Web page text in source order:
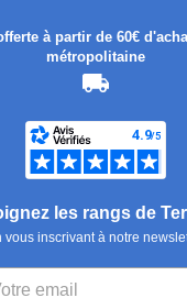
à partir de 60€
métropolitaine
les rangs de
vous inscrivant à notre